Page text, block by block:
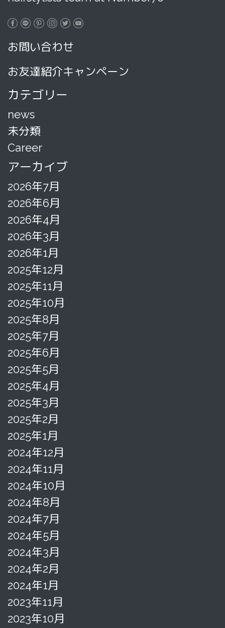
お問い合わせ
お友達紹介キャンペーン
カテゴリー
news
未分類
Career
アーカイブ
2026年7月
2026年6月
2026年4月
2026年3月
2026年1月
2025年12月
2025年11月
2025年10月
2025年8月
2025年7月
2025年6月
2025年5月
2025年4月
2025年3月
2025年2月
2025年1月
2024年12月
2024年11月
2024年10月
2024年8月
2024年7月
2024年5月
2024年3月
2024年2月
2024年1月
2023年11月
2023年10月